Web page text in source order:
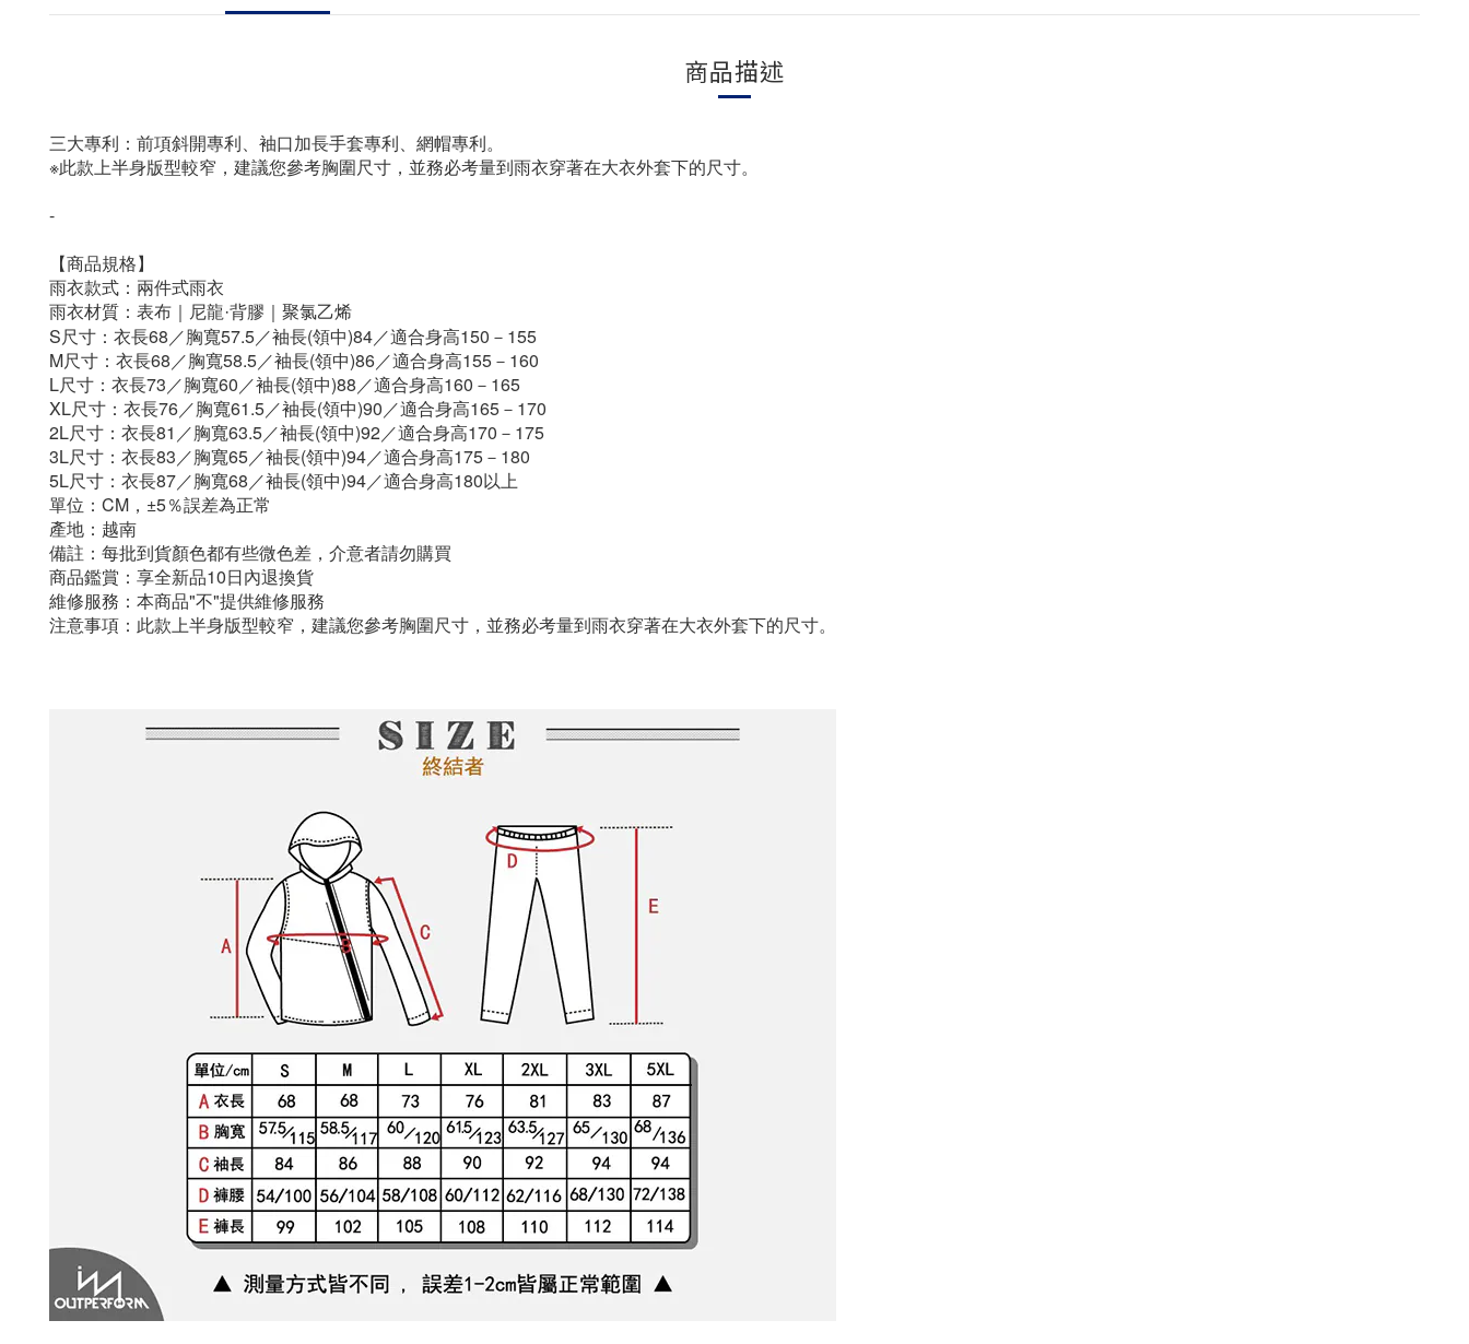
商品描述
三大專利：前項斜開專利、袖口加長手套專利、網帽專利。
※此款上半身版型較窄，建議您參考胸圍尺寸，並務必考量到雨衣穿著在大衣外套下的尺寸。
-
【商品規格】
雨衣款式：兩件式雨衣
雨衣材質： 表布｜尼龍·背膠｜聚氯乙烯
S尺寸：衣長68／胸寬57.5／袖長(領中)84／適合身高150－155
M尺寸：衣長68／胸寬58.5／袖長(領中)86／適合身高155－160
L尺寸：衣長73／胸寬60／袖長(領中)88／適合身高160－165
XL尺寸：衣長76／胸寬61.5／袖長(領中)90／適合身高165－170
2L尺寸：衣長81／胸寬63.5／袖長(領中)92／適合身高170－175
3L尺寸：衣長83／胸寬65／袖長(領中)94／適合身高175－180
5L尺寸：衣長87／胸寬68／袖長(領中)94／適合身高180以上
單位：CM，±5％誤差為正常
產地：越南
備註：每批到貨顏色都有些微色差，介意者請勿購買
商品鑑賞：享全新品10日內退換貨
維修服務：本商品"不"提供維修服務
注意事項：此款上半身版型較窄，建議您參考胸圍尺寸，並務必考量到雨衣穿著在大衣外套下的尺寸。